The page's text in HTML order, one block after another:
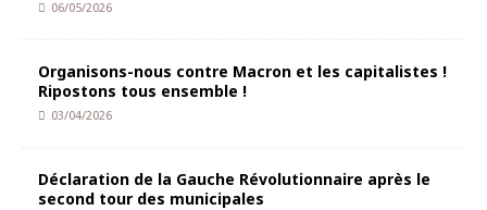
06/05/2026
Organisons-nous contre Macron et les capitalistes !
Ripostons tous ensemble !
03/04/2026
Déclaration de la Gauche Révolutionnaire après le
second tour des municipales